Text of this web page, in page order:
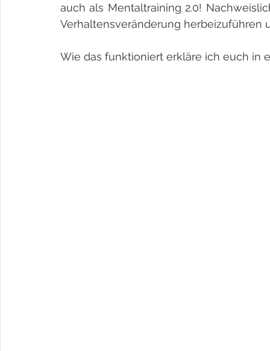
auch als Mentaltraining 2.0!
Verhaltensveränderung herbeizuführen
Wie das funktioniert erkläre ich euch in